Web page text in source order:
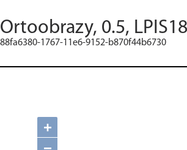
Ortoobrazy, 0.5,
88fa6380-1767-11e6-9152-b870f44b6730
+